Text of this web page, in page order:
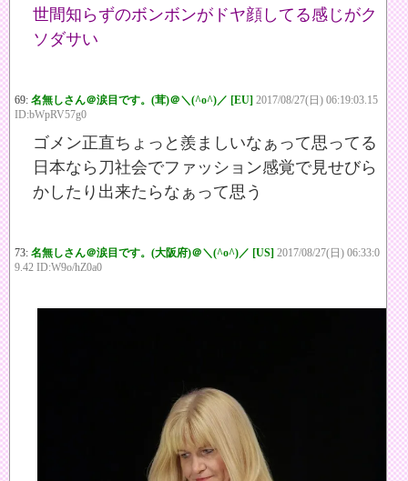
世間知らずのボンボンがドヤ顔してる感じがク
ソダサい
69: 名無しさん＠涙目です。(茸)＠＼(^o^)／ [EU] 2017/08/27(日) 06:19:03.15
ID:bWpRV57g0
ゴメン正直ちょっと羨ましいなぁって思ってる
日本なら刀社会でファッション感覚で見せびら
かしたり出来たらなぁって思う
73: 名無しさん＠涙目です。(大阪府)＠＼(^o^)／ [US] 2017/08/27(日) 06:33:0
9.42 ID:W9o/hZ0a0